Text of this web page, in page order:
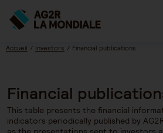
Accueil Investors Financial publications
Financial
This table presents the financial
indicators periodically published by